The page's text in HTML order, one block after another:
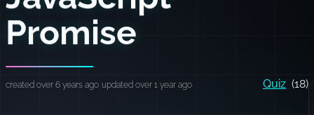
Promise
created over 6 years ago updated over 1 year ago Quiz (18)